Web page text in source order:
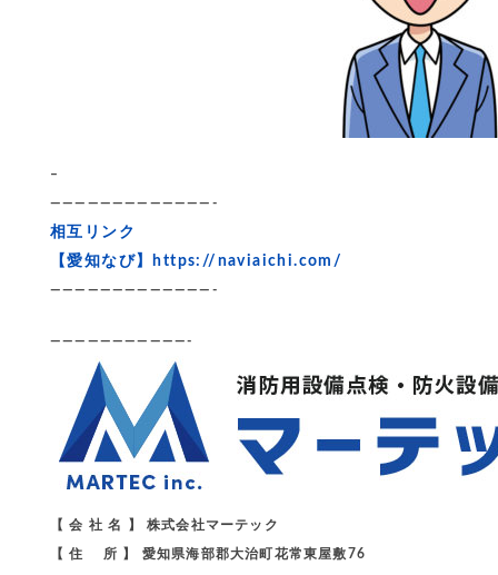
–
—————————————-
相互リンク
【愛知なび】
https://naviaichi.com/
—————————————-
———————————-
【 会 社 名 】 株式会社マーテック
【 住 所 】 愛知県海部郡大治町花常東屋敷76